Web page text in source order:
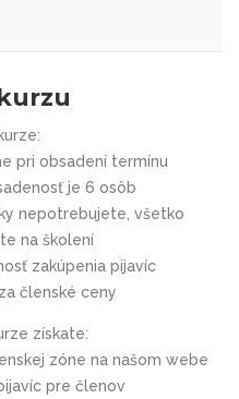
pri obsadení termínu
je 6 osôb
nepotrebujete, všetko
na školení
zakúpenia pijavíc
členské ceny
získate:
zóne na našom webe
pre členov